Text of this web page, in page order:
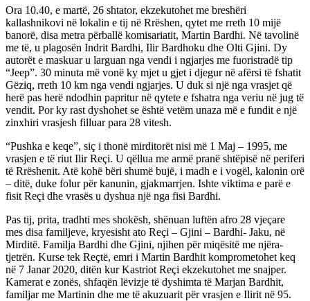
Ora 10.40, e martë, 26 shtator, ekzekutohet me breshëri
kallashnikovi në lokalin e tij në Rrëshen, qytet me rreth 10 mijë
banorë, disa metra përballë komisariatit, Martin Bardhi. Në tavolinë
me të, u plagosën Indrit Bardhi, Ilir Bardhoku dhe Olti Gjini. Dy
autorët e maskuar u larguan nga vendi i ngjarjes me fuoristradë tip
“Jeep”. 30 minuta më vonë ky mjet u gjet i djegur në afërsi të fshatit
Gëziq, rreth 10 km nga vendi ngjarjes. U duk si një nga vrasjet që
herë pas herë ndodhin papritur në qytete e fshatra nga veriu në jug të
vendit. Por ky rast dyshohet se është vetëm unaza më e fundit e një
zinxhiri vrasjesh filluar para 28 vitesh.
“Pushka e keqe”, siç i thonë mirditorët nisi më 1 Maj – 1995, me
vrasjen e të riut Ilir Reçi. U qëllua me armë pranë shtëpisë në periferi
të Rrëshenit. Atë kohë bëri shumë bujë, i madh e i vogël, kalonin orë
– ditë, duke folur për kanunin, gjakmarrjen. Ishte viktima e parë e
fisit Reçi dhe vrasës u dyshua një nga fisi Bardhi.
Pas tij, prita, tradhti mes shokësh, shënuan luftën afro 28 vjeçare
mes disa familjeve, kryesisht ato Reçi – Gjini – Bardhi- Jaku, në
Mirditë. Familja Bardhi dhe Gjini, njihen për miqësitë me njëra-
tjetrën. Kurse tek Reçtë, emri i Martin Bardhit komprometohet keq
në 7 Janar 2020, ditën kur Kastriot Reçi ekzekutohet me snajper.
Kamerat e zonës, shfaqën lëvizje të dyshimta të Marjan Bardhit,
familjar me Martinin dhe me të akuzuarit për vrasjen e Ilirit në 95.